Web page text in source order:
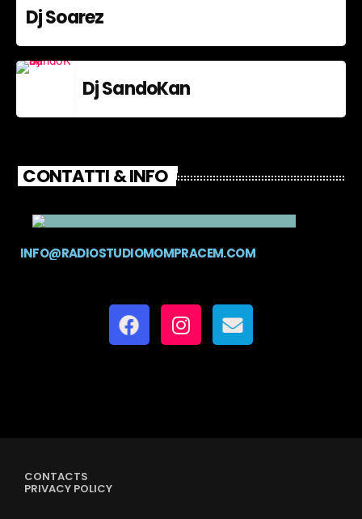
Dj Soarez
Dj SandoKan
CONTATTI & INFO
INFO@RADIOSTUDIOMOMPRACEM.COM
CONTACTS
PRIVACY POLICY